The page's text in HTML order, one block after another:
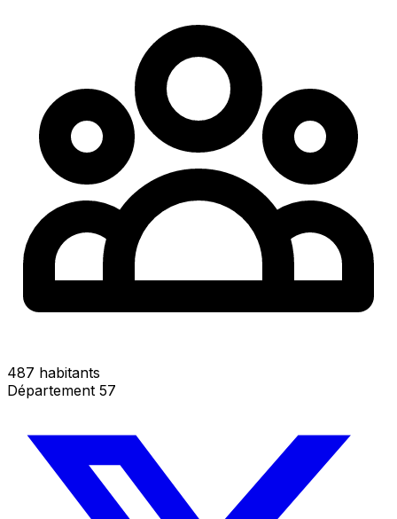
487 habitants
Département 57